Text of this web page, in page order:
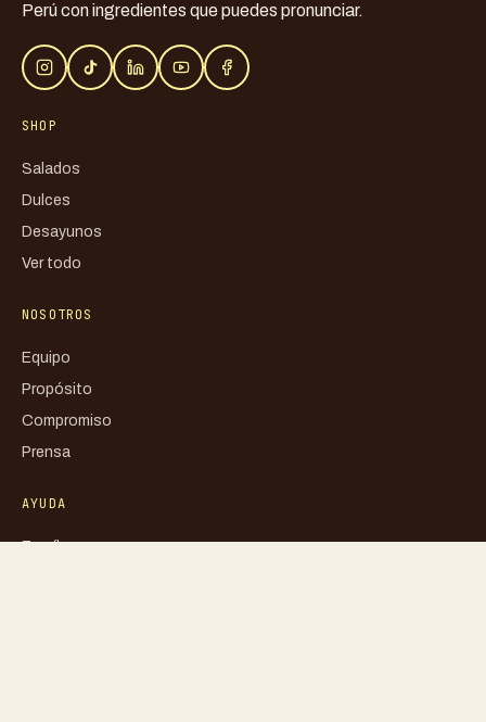
Perú con ingredientes que puedes pronunciar.
SHOP
Salados
Dulces
Desayunos
Ver todo
NOSOTROS
Equipo
Propósito
Compromiso
Prensa
AYUDA
Escríbenos